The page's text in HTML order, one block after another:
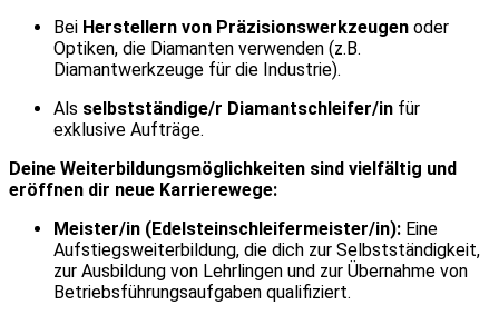
Bei Herstellern von Präzisionswerkzeugen oder
Optiken, die Diamanten verwenden (z.B.
Diamantwerkzeuge für die Industrie).
Als selbstständige/r Diamantschleifer/in für
exklusive Aufträge.
Deine Weiterbildungsmöglichkeiten sind vielfältig und
eröffnen dir neue Karrierewege:
Meister/in (Edelsteinschleifermeister/in): Eine
Aufstiegsweiterbildung, die dich zur Selbstständigkeit,
zur Ausbildung von Lehrlingen und zur Übernahme von
Betriebsführungsaufgaben qualifiziert.